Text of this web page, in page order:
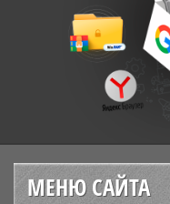
МЕНЮ САЙТА